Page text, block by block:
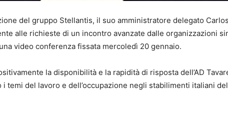
del gruppo Stellantis, il suo amministratore delegato Carlos
alle richieste di un incontro avanzate dalle organizzazioni
video conferenza fissata mercoledì 20 gennaio.
la disponibilità e la rapidità di risposta dell’AD
i temi del lavoro e dell’occupazione negli stabilimenti italiani del